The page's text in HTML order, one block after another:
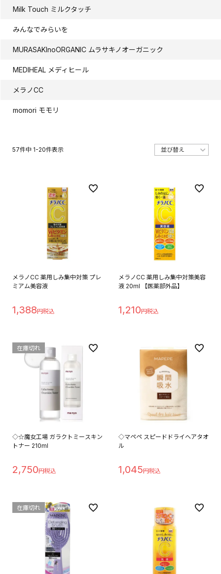
Milk Touch ミルクタッチ
みんなでみらいを
MURASAKInoORGANIC ムラサキノオーガニック
MEDIHEAL メディヒール
メラノCC
momori モモリ
57件中 1-20件表示
メラノCC 薬用しみ集中対策 プレ
ミアム美容液
1,388
メラノCC 薬用しみ集中対策美容
液 20ml 【医薬部外品】
1,210
◇☆魔女工場 ガラクトミースキン
トナー 210ml
2,750
在庫切れ
◇マペペ スピードドライヘアタオ
ル
1,045
在庫切れ